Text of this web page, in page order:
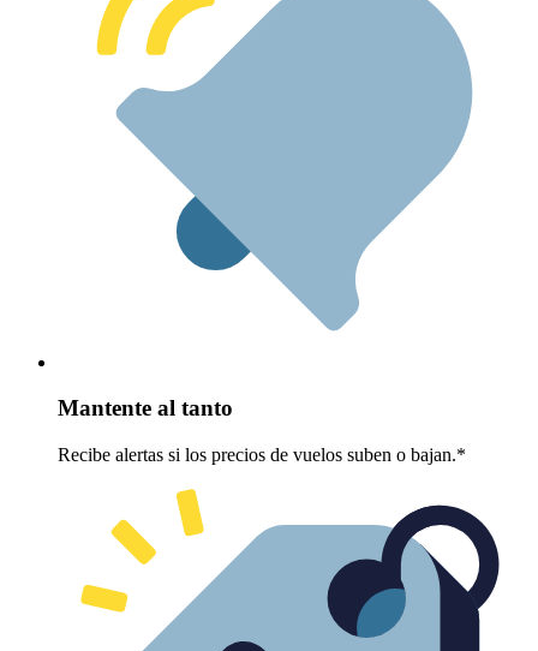
Mantente al tanto
Recibe alertas si los precios de vuelos suben o bajan.*